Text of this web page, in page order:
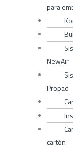
para
NewAir
Propad
cartón